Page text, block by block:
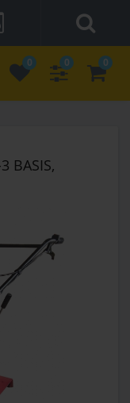
0 0 0
BASIS,